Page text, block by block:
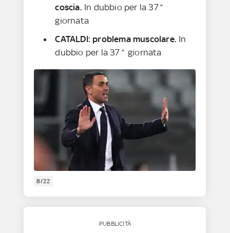
coscia. In dubbio per la 37^
giornata
CATALDI: problema muscolare. In
dubbio per la 37^ giornata
8/22
PUBBLICITÀ